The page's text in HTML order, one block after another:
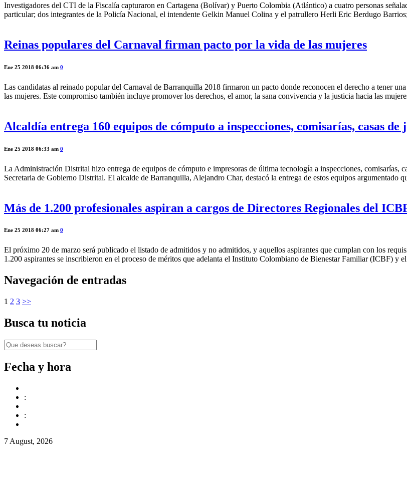
Investigadores del CTI de la Fiscalía capturaron en Cartagena (Bolívar) y Puerto Colombia (Atlántico) a cuatro personas
particular; dos integrantes de la Policía Nacional, el intendente Gelkin Manuel Colina y el patrullero Herli Eric Berdugo
Reinas populares del Carnaval firman pacto por la vida de las mujeres
Ene 25 2018 06:36 am 0
Las candidatas al reinado popular del Carnaval de Barranquilla 2018 firmaron un pacto donde reconocen el derecho a tener
las mujeres. Este compromiso también incluye promover los derechos, el amor, la sana convivencia y la justicia hacia las
Alcaldía entrega 160 equipos de cómputo a inspecciones, comisarías, casas
Ene 25 2018 06:33 am 0
La Administración Distrital hizo entrega de equipos de cómputo e impresoras de última tecnología a inspecciones, comisarías,
Secretaria de Gobierno Distrital. El alcalde de Barranquilla, Alejandro Char, destacó la entrega de estos equipos argumentado
Más de 1.200 profesionales aspiran a cargos de Directores Regionales del
Ene 25 2018 06:27 am 0
El próximo 20 de marzo será publicado el listado de admitidos y no admitidos, y aquellos aspirantes que cumplan con los
1.200 aspirantes se inscribieron en el proceso de méritos que adelanta el Instituto Colombiano de Bienestar Familiar (ICBF) y
Navegación de entradas
1 2 3 >>
Busca tu noticia
Fecha y hora
:
:
7 August, 2026